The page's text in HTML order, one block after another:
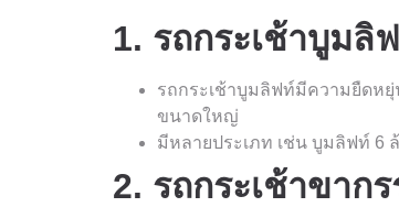
1. รถกระเช้าบูม
รถกระเช้าบูมลิฟท์มีความยืดหยุ่
ขนาดใหญ่
มีหลายประเภท เช่น บูมลิฟท์ 6
2. รถกระเช้าขาก